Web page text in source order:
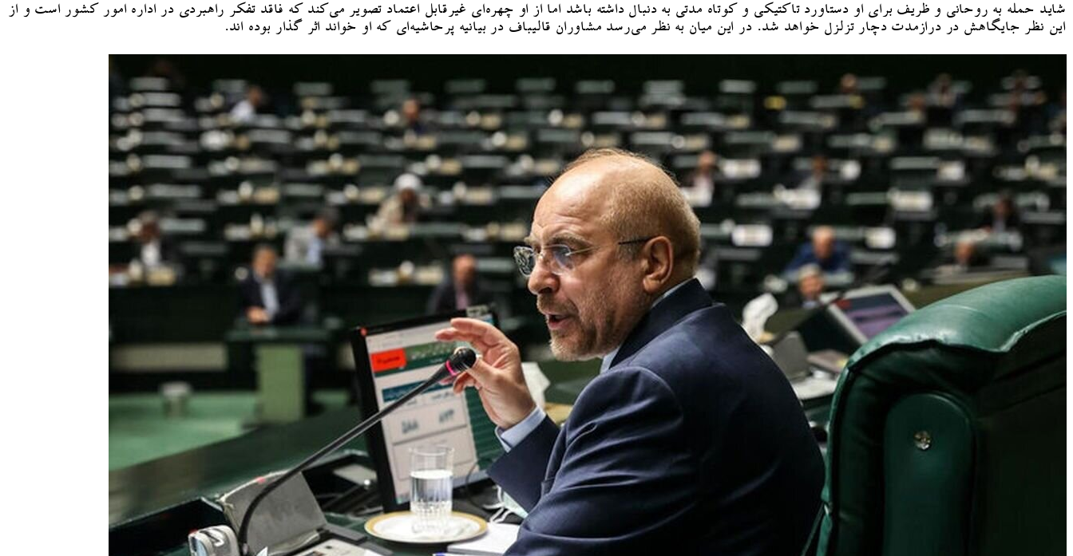
شاید حمله به روحانی و ظریف برای او دستاورد تاکتیکی و کوتاه مدتی به دنبال داشته باشد اما از او چهره‌ای غیرقابل اعتماد تصویر می‌کند که فاقد تفکر راهبردی در اداره امور کشور است و از
این نظر جایگاهش در درازمدت دچار تزلزل خواهد شد. در این میان به نظر می‌رسد مشاوران قالیباف در بیانیه پرحاشیه‌ای که او خواند اثر گذار بوده اند.